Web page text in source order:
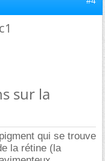
sur la
qui se trouve
la rétine (la